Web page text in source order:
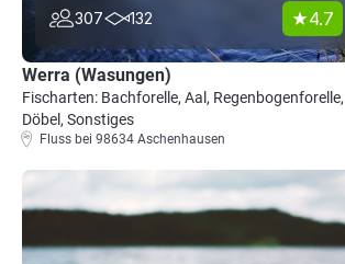
307 132 4.7
Werra (Wasungen)
Fischarten: Bachforelle, Aal, Regenbogenforelle,
Döbel, Sonstiges
Fluss bei 98634 Aschenhausen